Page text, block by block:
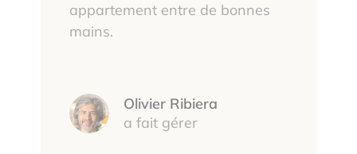
appartement entre de bonnes
mains.
Olivier Ribiera
a fait gérer